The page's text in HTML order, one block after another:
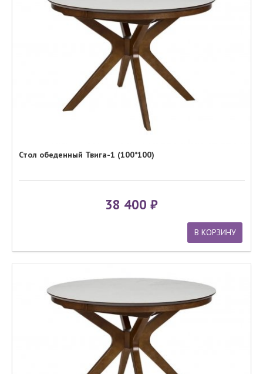
Стол обеденный Твига-1 (100*100)
38 400
В КОРЗИНУ